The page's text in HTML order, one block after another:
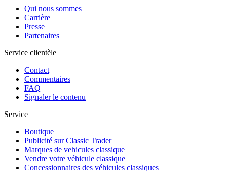
Qui nous sommes
Carrière
Presse
Partenaires
Service clientèle
Contact
Commentaires
FAQ
Signaler le contenu
Service
Boutique
Publicité sur Classic Trader
Marques de vehicules classique
Vendre votre véhicule classique
Concessionnaires des véhicules classiques